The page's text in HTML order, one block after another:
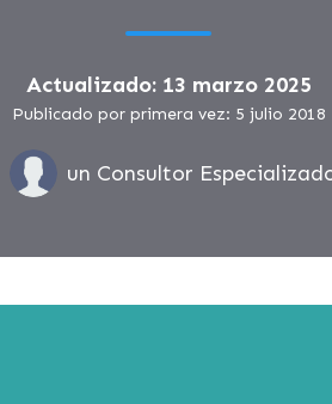
Actualizado: 13 marzo 2025
Publicado por primera vez: 5 julio 2018
un Consultor